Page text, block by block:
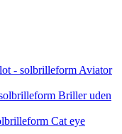
Aviator
Briller uden
Cat eye